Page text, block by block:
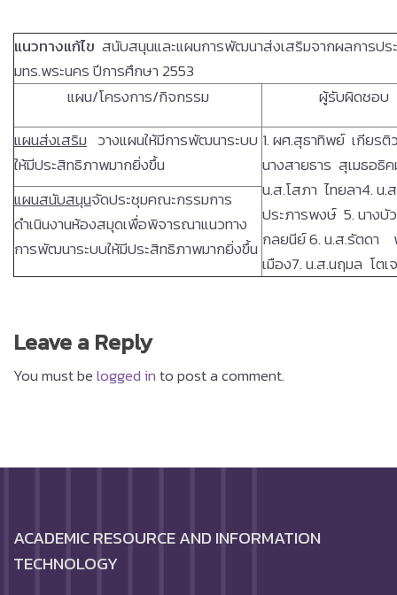
แนวทางแก้ไข สนับสนุนและแผนการพัฒนาส่งเสริมจากผลการปร
มทร.พระนคร ปีการศึกษา 2553
แผน/โครงการ/กิจกรรม
ผู้รับผิดชอบ
แผนส่งเสริม วางแผนให้มีการพัฒนาระบบ
ให้มีประสิทธิภาพมากยิ่งขึ้น
1. ผศ.สุธาทิพย์ เกียรติ
นางสายธาร สุเมธอธิ
น.ส.โสภา ไทยลา4. น
ประภารพงษ์ 5. นางบั
กลยนีย์ 6. น.ส.รัตดา
เมือง7. น.ส.นฤมล โต
แผนสนับสนุนจัดประชุมคณะกรรมการ
ดำเนินงานห้องสมุดเพื่อพิจารณาแนวทาง
การพัฒนาระบบให้มีประสิทธิภาพมากยิ่งขึ้น
Leave a Reply
You must belogged into post a comment.
ACADEMIC RESOURCE AND INFORMATION
TECHNOLOGY